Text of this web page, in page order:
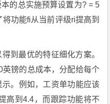
的总实施预算设置为? = 5
将功能fi从当前评级ri提高到
到最优的特征细化方案。
镑的总成本，分配给每个
。例如，工资单功能应该
高到4.4，而跟踪功能将不